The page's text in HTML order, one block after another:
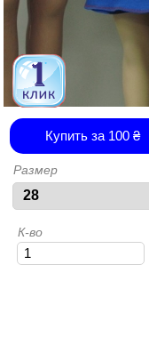
Купить за 100₴
Размер
К-во